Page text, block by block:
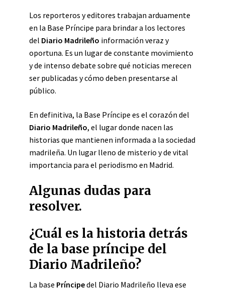
Los reporteros y editores trabajan arduamente
en la Base Príncipe para brindar a los lectores
del Diario Madrileño información veraz y
oportuna. Es un lugar de constante movimiento
y de intenso debate sobre qué noticias merecen
ser publicadas y cómo deben presentarse al
público.
En definitiva, la Base Príncipe es el corazón del
Diario Madrileño, el lugar donde nacen las
historias que mantienen informada a la sociedad
madrileña. Un lugar lleno de misterio y de vital
importancia para el periodismo en Madrid.
Algunas dudas para
resolver.
¿Cuál es la historia detrás
de la base príncipe del
Diario Madrileño?
La base Príncipedel Diario Madrileño lleva ese